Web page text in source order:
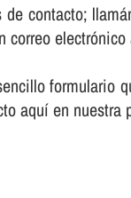
contacto;
correo
formulario
aquí­ en nuestra